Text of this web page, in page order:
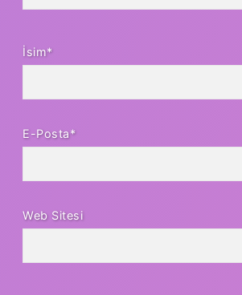
İsim*
E-Posta*
Web Sitesi